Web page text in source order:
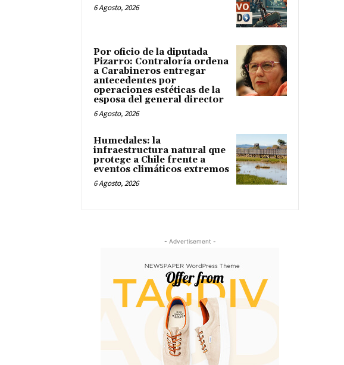
6 Agosto, 2026
Por oficio de la diputada
Pizarro: Contraloría ordena
a Carabineros entregar
antecedentes por
operaciones estéticas de la
esposa del general director
6 Agosto, 2026
Humedales: la
infraestructura natural que
protege a Chile frente a
eventos climáticos extremos
6 Agosto, 2026
- Advertisement -